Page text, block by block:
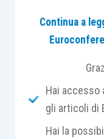
La norma
temporali di
4 anni dalla
179/2012,
Continua a
Hai
gli articoli di
Hai la